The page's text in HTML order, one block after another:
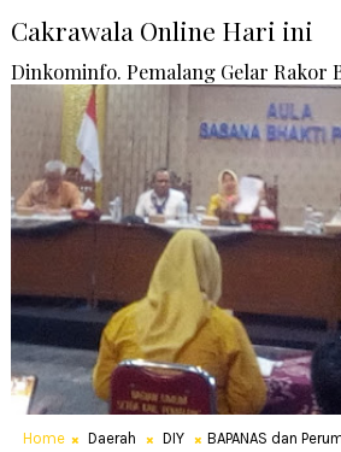
Cakrawala Online Hari ini
Dinkominfo. Pemalang Gelar Rakor
Home Daerah DIY
BAPANAS dan